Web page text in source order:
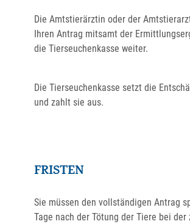
Die Amtstierärztin oder der
Ihren Antrag mitsamt der
die Tierseuchenkasse weiter.
Die Tierseuchenkasse setzt die
und zahlt sie aus.
FRISTEN
Sie müssen den vollständigen Antrag
Tage nach der Tötung der Tiere bei der